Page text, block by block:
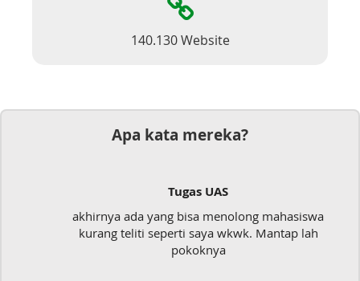
140.130 Website
Apa kata mereka?
Tugas UAS
akhirnya ada yang bisa menolong mahasiswa
kurang teliti seperti saya wkwk. Mantap lah
pokoknya